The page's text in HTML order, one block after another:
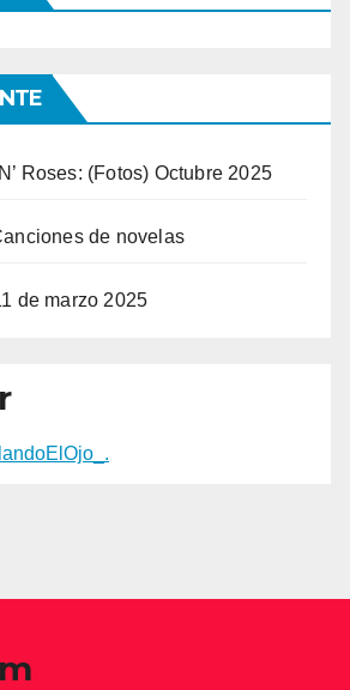
Roses: (Fotos) Octubre 2025
de novelas
de marzo 2025